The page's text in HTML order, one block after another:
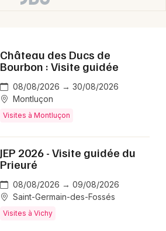
Château des Ducs de
Bourbon : Visite guidée
08/08/2026 → 30/08/2026
Montluçon
Visites à Montluçon
JEP 2026 - Visite guidée du
Prieuré
08/08/2026 → 09/08/2026
Saint-Germain-des-Fossés
Visites à Vichy